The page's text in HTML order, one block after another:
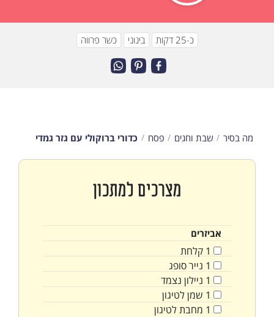
כ-25 דקות בינוני כשר פרווה
מה בסיר שבת וחגים פסח כדורי ברוקולי עם גזר גמדי
מצרכים למתכון
אביזרים
1 קלחת
1 נייר סופג
1 ניילון נצמד
1 שמן לטיגון
1 מחבת לטיגון